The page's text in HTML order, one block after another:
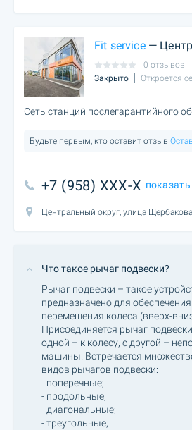
Fit service—
0 отзывов
Закрыто
Откроется
Сеть станций послегарантийного
Будьте первым, кто оставит отзыв
+7 (958) XXX-X показать
Центральный округ, улица
Что такое рычаг подвески?
Рычаг подвески – такое
предназначено для
перемещения колеса (вверх-
Присоединяется рычаг
одной – к колесу, с другой –
машины. Встречается
видов рычагов подвески:
- поперечные;
- продольные;
- диагональные;
- треугольные;